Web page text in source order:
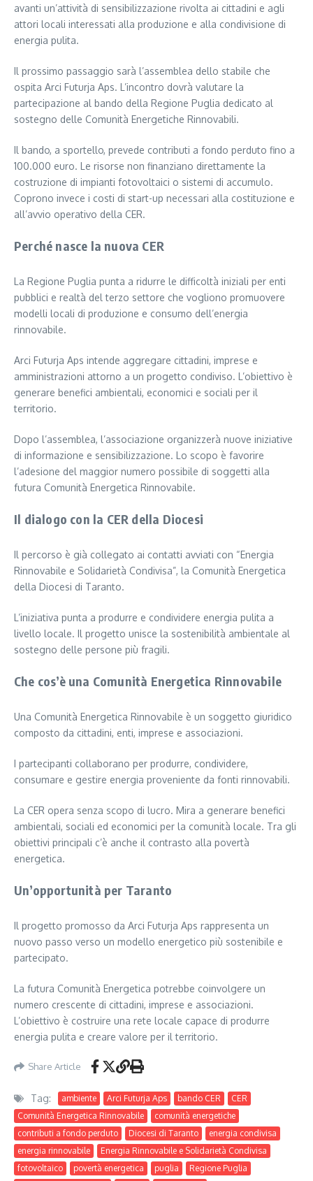
avanti un’attività di sensibilizzazione rivolta ai cittadini e agli
attori locali interessati alla produzione e alla condivisione di
energia pulita.
Il prossimo passaggio sarà l’assemblea dello stabile che
ospita Arci Futurja Aps. L’incontro dovrà valutare la
partecipazione al bando della Regione Puglia dedicato al
sostegno delle Comunità Energetiche Rinnovabili.
Il bando, a sportello, prevede contributi a fondo perduto fino a
100.000 euro. Le risorse non finanziano direttamente la
costruzione di impianti fotovoltaici o sistemi di accumulo.
Coprono invece i costi di start-up necessari alla costituzione e
all’avvio operativo della CER.
Perché nasce la nuova CER
La Regione Puglia punta a ridurre le difficoltà iniziali per enti
pubblici e realtà del terzo settore che vogliono promuovere
modelli locali di produzione e consumo dell’energia
rinnovabile.
Arci Futurja Aps intende aggregare cittadini, imprese e
amministrazioni attorno a un progetto condiviso. L’obiettivo è
generare benefici ambientali, economici e sociali per il
territorio.
Dopo l’assemblea, l’associazione organizzerà nuove iniziative
di informazione e sensibilizzazione. Lo scopo è favorire
l’adesione del maggior numero possibile di soggetti alla
futura Comunità Energetica Rinnovabile.
Il dialogo con la CER della Diocesi
Il percorso è già collegato ai contatti avviati con “Energia
Rinnovabile e Solidarietà Condivisa”, la Comunità Energetica
della Diocesi di Taranto.
L’iniziativa punta a produrre e condividere energia pulita a
livello locale. Il progetto unisce la sostenibilità ambientale al
sostegno delle persone più fragili.
Che cos’è una Comunità Energetica Rinnovabile
Una Comunità Energetica Rinnovabile è un soggetto giuridico
composto da cittadini, enti, imprese e associazioni.
I partecipanti collaborano per produrre, condividere,
consumare e gestire energia proveniente da fonti rinnovabili.
La CER opera senza scopo di lucro. Mira a generare benefici
ambientali, sociali ed economici per la comunità locale. Tra gli
obiettivi principali c’è anche il contrasto alla povertà
energetica.
Un’opportunità per Taranto
Il progetto promosso da Arci Futurja Aps rappresenta un
nuovo passo verso un modello energetico più sostenibile e
partecipato.
La futura Comunità Energetica potrebbe coinvolgere un
numero crescente di cittadini, imprese e associazioni.
L’obiettivo è costruire una rete locale capace di produrre
energia pulita e creare valore per il territorio.
Share Article
Tag: ambiente Arci Futurja Aps bando CER
CER
Comunità Energetica Rinnovabile
comunità energetiche
contributi a fondo perduto
Diocesi di Taranto
energia condivisa
energia rinnovabile
Energia Rinnovabile e Solidarietà Condivisa
fotovoltaico
povertà energetica puglia
Regione Puglia